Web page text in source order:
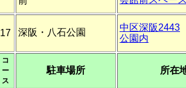
17 深阪・八石公園
中区深阪2443
公園内
コ
ー
ス
駐車場所 所在